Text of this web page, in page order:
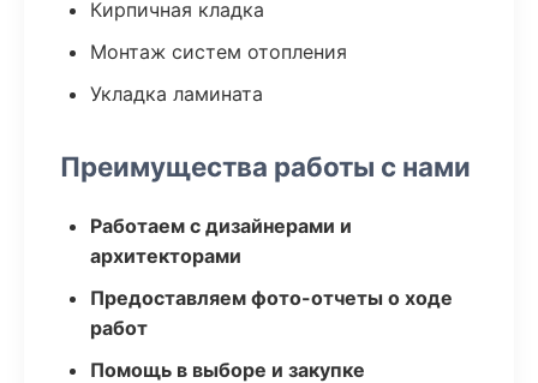
Кирпичная кладка
Монтаж систем отопления
Укладка ламината
Преимущества работы с нами
Работаем с дизайнерами и
архитекторами
Предоставляем фото-отчеты о ходе
работ
Помощь в выборе и закупке